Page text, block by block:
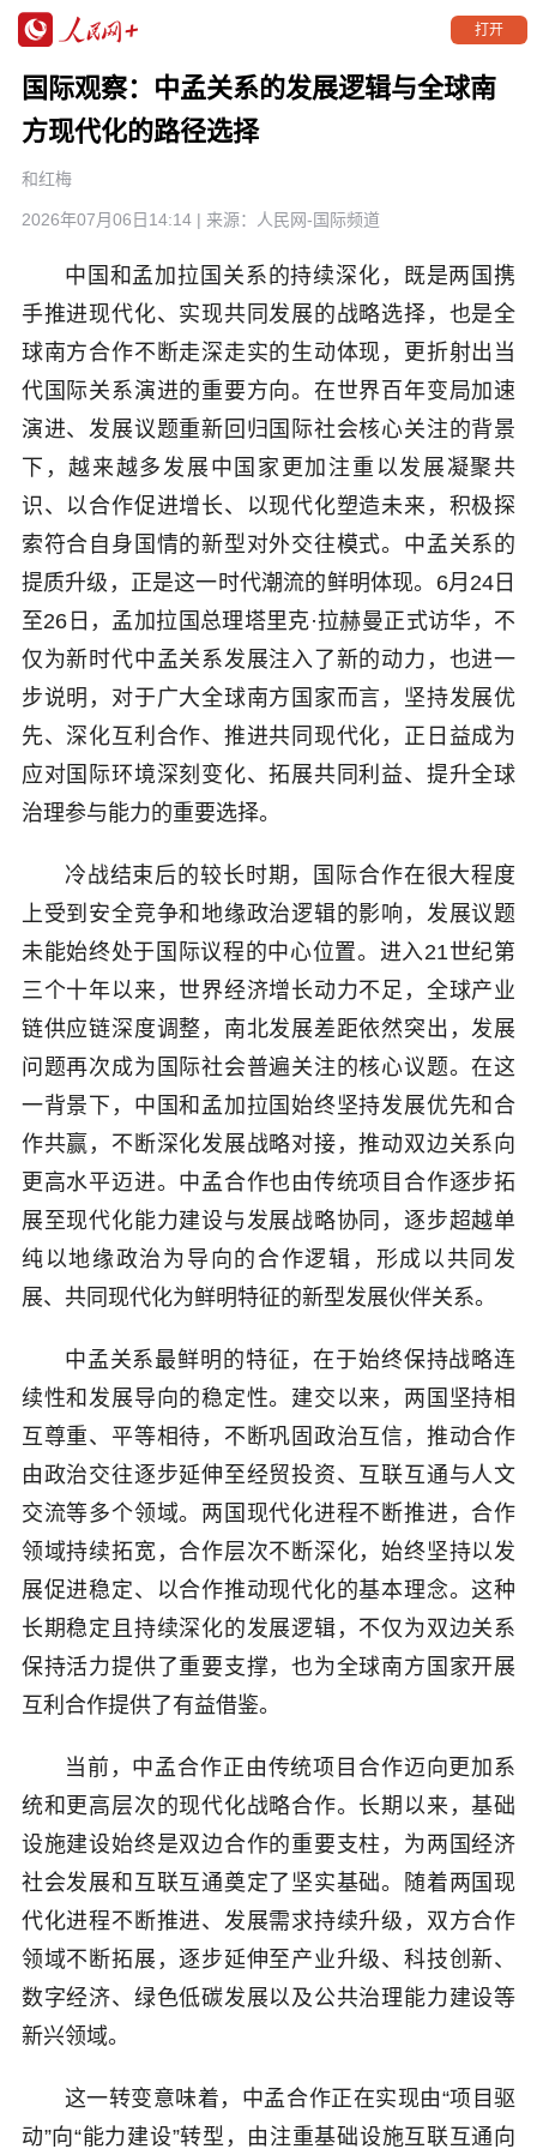
打开
国际观察：中孟关系的发展逻辑与全球南
方现代化的路径选择
和红梅
2026年07月06日14:14| 来源： 人民网-国际频道
中国和孟加拉国关系的持续深化，既是两国携
手推进现代化、实现共同发展的战略选择，也是全
球南方合作不断走深走实的生动体现，更折射出当
代国际关系演进的重要方向。在世界百年变局加速
演进、发展议题重新回归国际社会核心关注的背景
下，越来越多发展中国家更加注重以发展凝聚共
识、以合作促进增长、以现代化塑造未来，积极探
索符合自身国情的新型对外交往模式。中孟关系的
提质升级，正是这一时代潮流的鲜明体现。6月24日
至26日，孟加拉国总理塔里克·拉赫曼正式访华，不
仅为新时代中孟关系发展注入了新的动力，也进一
步说明，对于广大全球南方国家而言，坚持发展优
先、深化互利合作、推进共同现代化，正日益成为
应对国际环境深刻变化、拓展共同利益、提升全球
治理参与能力的重要选择。
冷战结束后的较长时期，国际合作在很大程度
上受到安全竞争和地缘政治逻辑的影响，发展议题
未能始终处于国际议程的中心位置。进入21世纪第
三个十年以来，世界经济增长动力不足，全球产业
链供应链深度调整，南北发展差距依然突出，发展
问题再次成为国际社会普遍关注的核心议题。在这
一背景下，中国和孟加拉国始终坚持发展优先和合
作共赢，不断深化发展战略对接，推动双边关系向
更高水平迈进。中孟合作也由传统项目合作逐步拓
展至现代化能力建设与发展战略协同，逐步超越单
纯以地缘政治为导向的合作逻辑，形成以共同发
展、共同现代化为鲜明特征的新型发展伙伴关系。
中孟关系最鲜明的特征，在于始终保持战略连
续性和发展导向的稳定性。建交以来，两国坚持相
互尊重、平等相待，不断巩固政治互信，推动合作
由政治交往逐步延伸至经贸投资、互联互通与人文
交流等多个领域。两国现代化进程不断推进，合作
领域持续拓宽，合作层次不断深化，始终坚持以发
展促进稳定、以合作推动现代化的基本理念。这种
长期稳定且持续深化的发展逻辑，不仅为双边关系
保持活力提供了重要支撑，也为全球南方国家开展
互利合作提供了有益借鉴。
当前，中孟合作正由传统项目合作迈向更加系
统和更高层次的现代化战略合作。长期以来，基础
设施建设始终是双边合作的重要支柱，为两国经济
社会发展和互联互通奠定了坚实基础。随着两国现
代化进程不断推进、发展需求持续升级，双方合作
领域不断拓展，逐步延伸至产业升级、科技创新、
数字经济、绿色低碳发展以及公共治理能力建设等
新兴领域。
这一转变意味着，中孟合作正在实现由“项目驱
动”向“能力建设”转型，由注重基础设施互联互通向